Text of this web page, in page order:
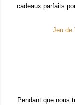
cadeaux parfaits
Jeu de
Pendant que nous